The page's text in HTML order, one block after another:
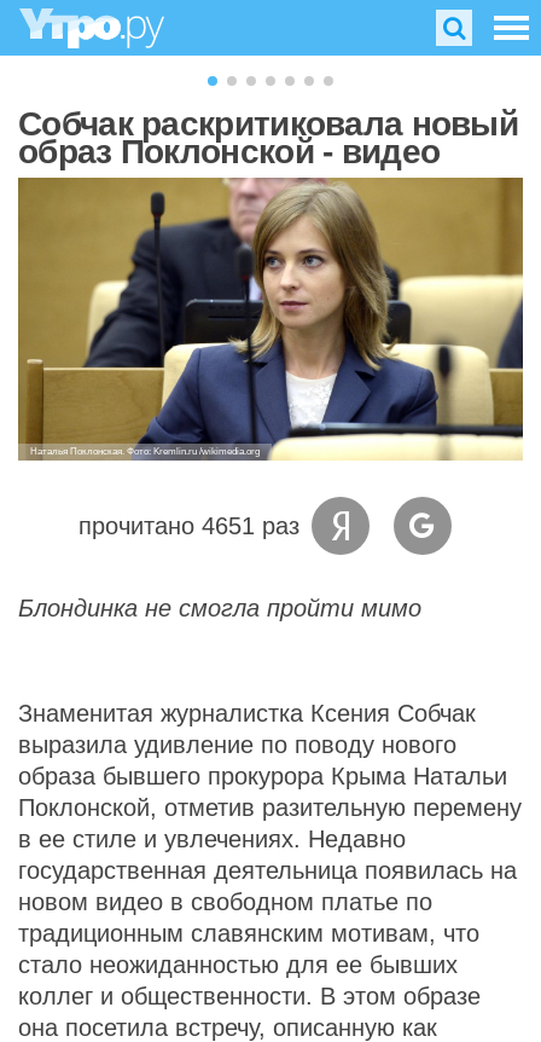
Собчак раскритиковала новый
образ Поклонской - видео
Наталья Поклонская. Фото: Kremlin.ru /wikimedia.org
прочитано 4651 раз
Блондинка не смогла пройти мимо
Знаменитая журналистка Ксения Собчак
выразила удивление по поводу нового
образа бывшего прокурора Крыма Натальи
Поклонской, отметив разительную перемену
в ее стиле и увлечениях. Недавно
государственная деятельница появилась на
новом видео в свободном платье по
традиционным славянским мотивам, что
стало неожиданностью для ее бывших
коллег и общественности. В этом образе
она посетила встречу, описанную как